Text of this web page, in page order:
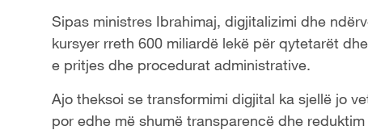
Sipas ministres Ibrahimaj, digjitalizimi dhe
kursyer rreth 600 miliardë lekë për qytetarët
e pritjes dhe procedurat administrative.
Ajo theksoi se transformimi digjital ka sjellë jo
por edhe më shumë transparencë dhe